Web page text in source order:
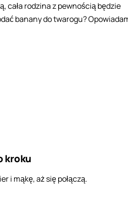
cała rodzina z pewnością będzie
banany do twarogu?
kroku
i mąkę, aż się połączą.